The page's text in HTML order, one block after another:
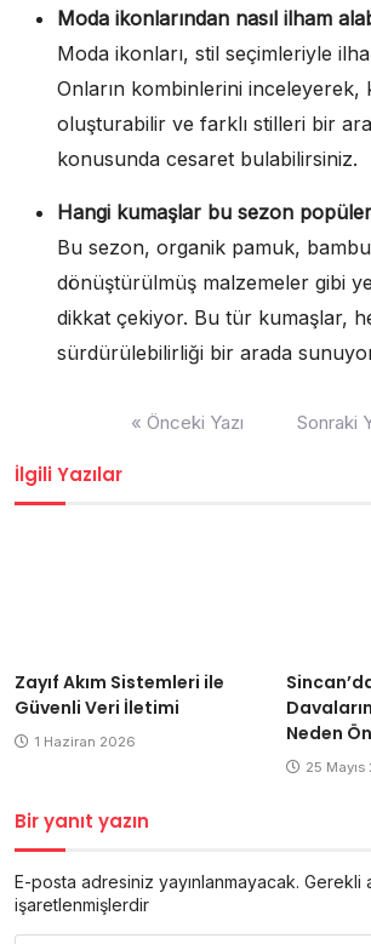
Moda ikonlarından nasıl ilham
Moda ikonları, stil seçimleriyle
Onların kombinlerini inceleyerek,
oluşturabilir ve farklı stilleri bir
konusunda cesaret bulabilirsiniz.
Hangi kumaşlar bu sezon
Bu sezon, organik pamuk,
dönüştürülmüş malzemeler gibi
dikkat çekiyor. Bu tür kumaşlar,
sürdürülebilirliği bir arada
« Önceki Yazı Sonraki
İlgili Yazılar
Zayıf Akım Sistemleri ile
Güvenli Veri İletimi
1 Haziran 2026
Neden
25
Bir yanıt yazın
E-posta adresiniz yayınlanmayacak. Gerekli
işaretlenmişlerdir